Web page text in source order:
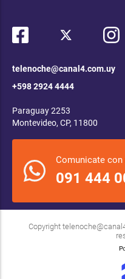
telenoche@canal4.com.uy
+598 2924 4444
Paraguay 2253
Montevideo, CP, 11800
Comunicate
091 444
Copyright